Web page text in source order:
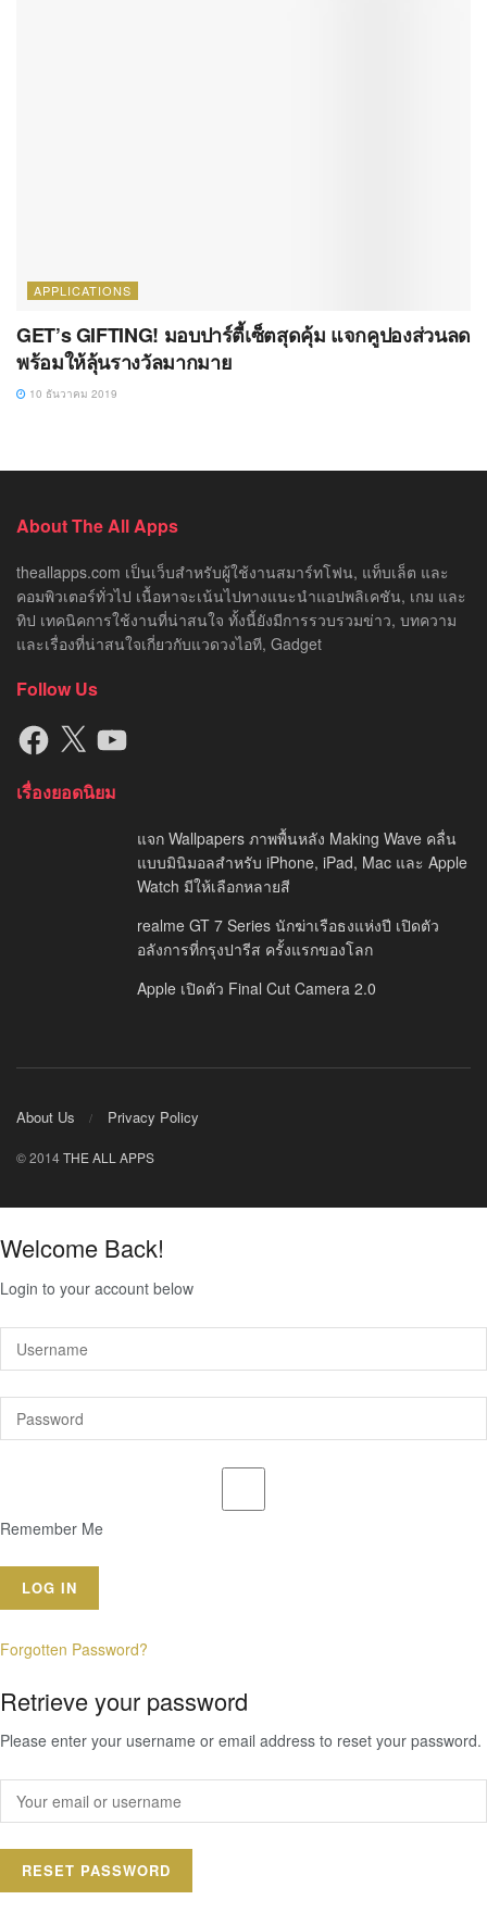
APPLICATIONS
GET’s GIFTING! มอบปาร์ตี้เซ็ตสุดคุ้ม แจกคูปองส่วนลด
พร้อมให้ลุ้นรางวัลมากมาย
10 ธันวาคม 2019
About The All Apps
theallapps.com เป็นเว็บสำหรับผู้ใช้งานสมาร์ทโฟน, แท็บเล็ต และ
คอมพิวเตอร์ทั่วไป เนื้อหาจะเน้นไปทางแนะนำแอปพลิเคชัน, เกม และ
ทิป เทคนิคการใช้งานที่น่าสนใจ ทั้งนี้ยังมีการรวบรวมข่าว, บทความ
และเรื่องที่น่าสนใจเกี่ยวกับแวดวงไอที, Gadget
Follow Us
Facebook
X YouTube
เรื่องยอดนิยม
แจก Wallpapers ภาพพื้นหลัง Making Wave คลื่น
แบบมินิมอลสำหรับ iPhone, iPad, Mac และ Apple
Watch มีให้เลือกหลายสี
realme GT 7 Series นักฆ่าเรือธงแห่งปี เปิดตัว
อลังการที่กรุงปารีส ครั้งแรกของโลก
Apple เปิดตัว Final Cut Camera 2.0
About Us Privacy Policy
© 2014THE ALL APPS
Welcome Back!
Login to your account below
Remember Me
Forgotten Password?
Retrieve your password
Please enter your username or email address to reset your password.